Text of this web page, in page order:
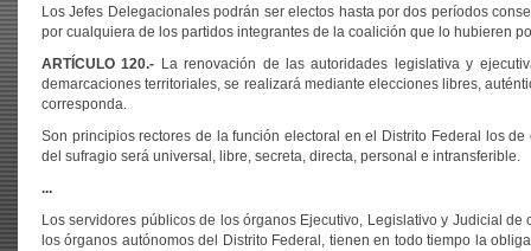
Los Jefes Delegacionales podrán ser electos hasta por dos períodos
por cualquiera de los partidos integrantes de la coalición que lo hubieren
ARTÍCULO120.- La renovación de las autoridades legislativa y
demarcaciones territoriales, se realizará mediante elecciones libres,
corresponda.
Son principios rectores de la función electoral en el Distrito Federal los
del sufragio será universal, libre, secreta, directa, personal e intransferible.
...
Los servidores públicos de los órganos Ejecutivo, Legislativo y Judicial
los órganos autónomos del Distrito Federal, tienen en todo tiempo la